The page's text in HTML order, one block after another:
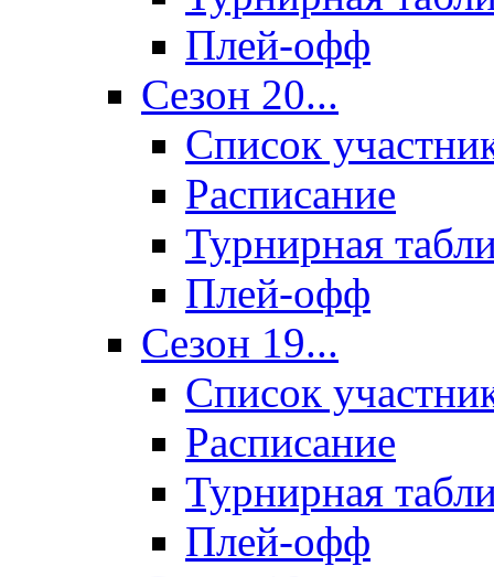
Плей-офф
Сезон 20...
Список
Расписание
Турнирная
Плей-офф
Сезон 19...
Список
Расписание
Турнирная
Плей-офф